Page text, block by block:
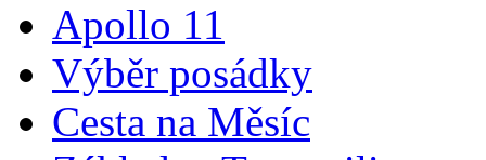
Apollo 11
Výběr posádky
Cesta na Měsíc